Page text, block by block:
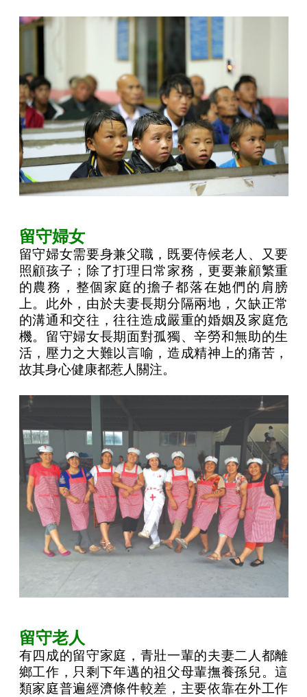
留守婦女
留守婦女需要身兼父職，既要侍候老人、又要
照顧孩子；除了打理日常家務，更要兼顧繁重
的農務，整個家庭的擔子都落在她們的肩膀
上。此外，由於夫妻長期分隔兩地，欠缺正常
的溝通和交往，往往造成嚴重的婚姻及家庭危
機。留守婦女長期面對孤獨、辛勞和無助的生
活，壓力之大難以言喻，造成精神上的痛苦，
故其身心健康都惹人關注。
留守老人
有四成的留守家庭，青壯一輩的夫妻二人都離
鄉工作，只剩下年邁的祖父母輩撫養孫兒。這
類家庭普遍經濟條件較差，主要依靠在外工作